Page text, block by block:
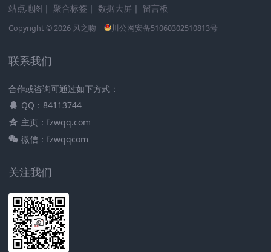
站点地图 ｜ 聚合标签 ｜ 数据大屏 ｜ 留言板
Copyright © 2026 风之吻 川公网安备51060302510813号
联系我们
合作或咨询可通过如下方式：
QQ：84113744
主页：fzwqq.com
微信：fzwqqcom
关注我们